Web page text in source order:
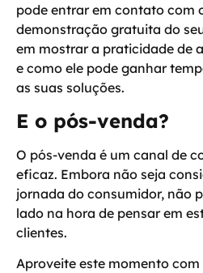
pode entrar em contato com
demonstração gratuita do
em mostrar a praticidade de
e como ele pode ganhar
as suas soluções.
E o pós-venda?
O pós-venda é um canal de
eficaz. Embora não seja
jornada do consumidor, não
lado na hora de pensar em
clientes.
Aproveite este momento com